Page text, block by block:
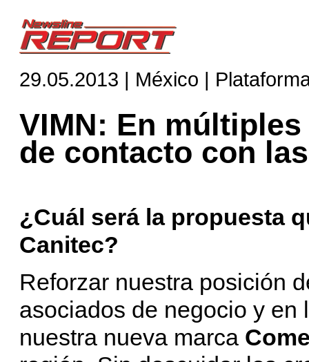
29.05.2013 | México |
VIMN: En
de contacto con
¿Cuál será la propuesta
Canitec?
Reforzar nuestra posición
asociados de negocio y en
nuestra nueva marca